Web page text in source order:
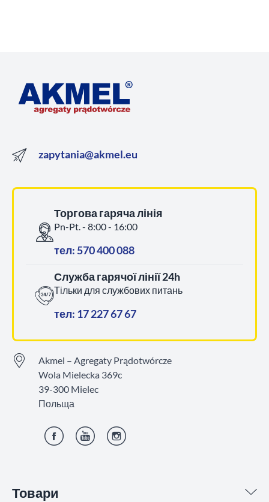
Товари
zapytania@akmel.eu
Торгова гаряча лінія
Pn-Pt. - 8:00 - 16:00
тел: 570 400 088
Служба гарячої лінії 24h
Тільки для службових питань
тел: 17 227 67 67
Akmel – Agregaty Prądotwórcze
Wola Mielecka 369c
39-300 Mielec
Польща